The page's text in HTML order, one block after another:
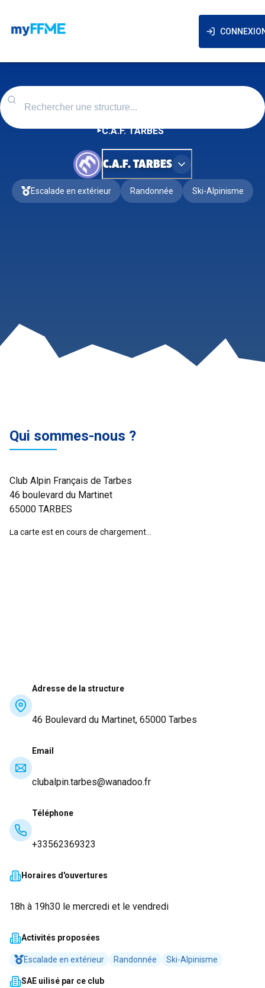
C.A.F. TARBES
C.A.F. TARBES
Escalade en extérieur Randonnée Ski-Alpinisme
Qui sommes-nous ?
Club Alpin Français de Tarbes
46 boulevard du Martinet
65000 TARBES
La carte est en cours de chargement...
Adresse de la structure
46 Boulevard du Martinet, 65000 Tarbes
Email
clubalpin.tarbes@wanadoo.fr
Téléphone
+33562369323
Horaires d'ouvertures
18h à 19h30 le mercredi et le vendredi
Activités proposées
Escalade en extérieur Randonnée Ski-Alpinisme
SAE uilisé par ce club